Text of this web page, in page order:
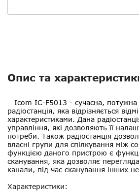
Опис та
Icom IC-F5013 - сучасна,
радіостанція, яка відрізняється
характеристиками. Дана
управління, які дозволяють її
потреби. Також радіостанція
власні групи для спілкування між
функцією даного пристрою є
сканування, яка дозволяє
канали, під час сканування інших
Характеристики: